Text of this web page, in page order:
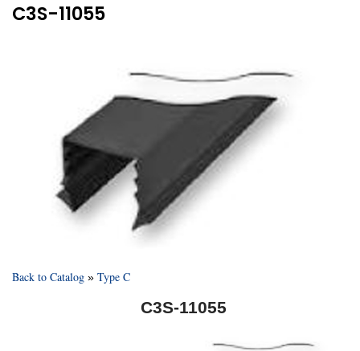
C3S-11055
Back to Catalog Type C
C3S-11055